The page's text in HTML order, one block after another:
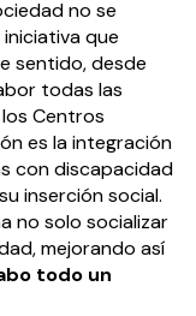
no se
que
sentido, desde
todas las
Centros
es la integración
con discapacidad
inserción social.
no solo socializar
mejorando así
todo un